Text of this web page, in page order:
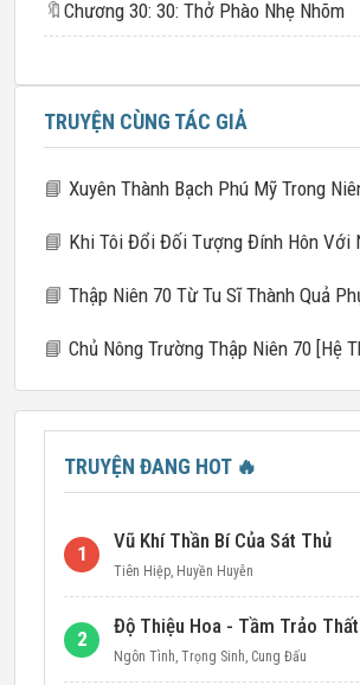
🔖 Chương 30: 30: Thở Phào Nhẹ Nhõm
TRUYỆN CÙNG TÁC GIẢ
📘 Xuyên Thành Bạch Phú Mỹ Trong
📘 Khi Tôi Đổi Đối Tượng Đính Hôn Với
📘 Thập Niên 70 Từ Tu Sĩ Thành Quả
📘 Chủ Nông Trường Thập Niên 70 [Hệ
TRUYỆN ĐANG HOT 🔥
1
Vũ Khí Thần Bí Của Sát Thủ
Tiên Hiệp, Huyền Huyễn
2
Ngôn Tình, Trọng Sinh, Cung Đấu